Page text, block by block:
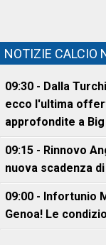
NOTIZIE CALCIO
09:30 - Dalla
ecco l'ultima
approfondite a Big
09:15 - Rinnovo
nuova scadenza
09:00 - Infortunio
Genoa! Le